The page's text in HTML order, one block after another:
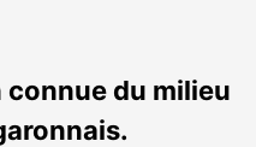
connue du milieu